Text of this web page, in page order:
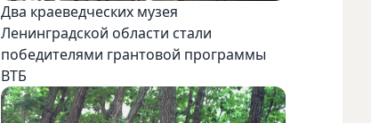
Два краеведческих музея
Ленинградской области стали
победителями грантовой программы
ВТБ